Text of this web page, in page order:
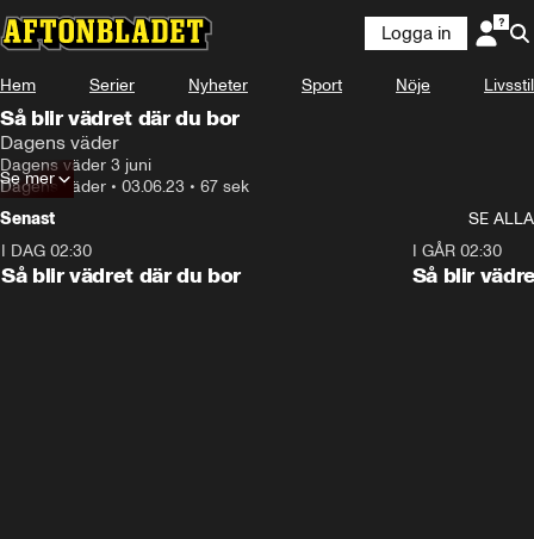
Logga in
Hem Serier Nyheter Sport Nöje Livsstil
Så blir vädret där du bor
Dagens väder
Dagens väder 3 juni
Dagens väder • 03.06.23 • 67 sek
Se mer
Senast
SE ALLA
I DAG 02:30
Så blir vädret där du bor
I GÅR 02:30
Så blir